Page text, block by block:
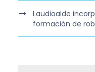
Laudioalde
formación de